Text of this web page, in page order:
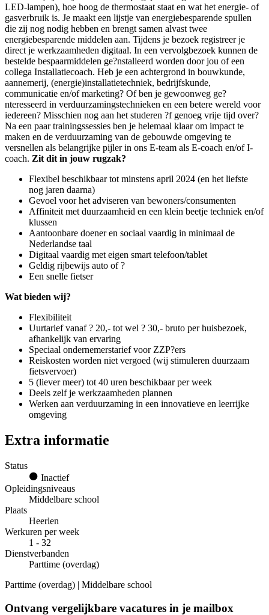
LED-lampen), hoe hoog de thermostaat staat en wat het energie- of
gasverbruik is. Je maakt een lijstje van energiebesparende spullen
die zij nog nodig hebben en brengt samen alvast twee
energiebesparende middelen aan. Tijdens je bezoek registreer je
direct je werkzaamheden digitaal. In een vervolgbezoek kunnen de
bestelde bespaarmiddelen ge?nstalleerd worden door jou of een
collega Installatiecoach. Heb je een achtergrond in bouwkunde,
aannemerij, (energie)installatietechniek, bedrijfskunde,
communicatie en/of marketing? Of ben je gewoonweg ge?
nteresseerd in verduurzamingstechnieken en een betere wereld voor
iedereen? Misschien nog aan het studeren ?f genoeg vrije tijd over?
Na een paar trainingssessies ben je helemaal klaar om impact te
maken en de verduurzaming van de gebouwde omgeving te
versnellen als belangrijke pijler in ons E-team als E-coach en/of I-
coach. Zit dit in jouw rugzak?
Flexibel beschikbaar tot minstens april 2024 (en het liefste
nog jaren daarna)
Gevoel voor het adviseren van bewoners/consumenten
Affiniteit met duurzaamheid en een klein beetje techniek en/of
klussen
Aantoonbare doener en sociaal vaardig in minimaal de
Nederlandse taal
Digitaal vaardig met eigen smart telefoon/tablet
Geldig rijbewijs auto of ?
Een snelle fietser
Wat bieden wij?
Flexibiliteit
Uurtarief vanaf ? 20,- tot wel ? 30,- bruto per huisbezoek,
afhankelijk van ervaring
Speciaal ondernemerstarief voor ZZP?ers
Reiskosten worden niet vergoed (wij stimuleren duurzaam
fietsvervoer)
5 (liever meer) tot 40 uren beschikbaar per week
Deels zelf je werkzaamheden plannen
Werken aan verduurzaming in een innovatieve en leerrijke
omgeving
Extra informatie
Status
Inactief
Opleidingsniveaus
Middelbare school
Plaats
Heerlen
Werkuren per week
1 - 32
Dienstverbanden
Parttime (overdag)
Parttime (overdag) | Middelbare school
Ontvang vergelijkbare vacatures in je mailbox